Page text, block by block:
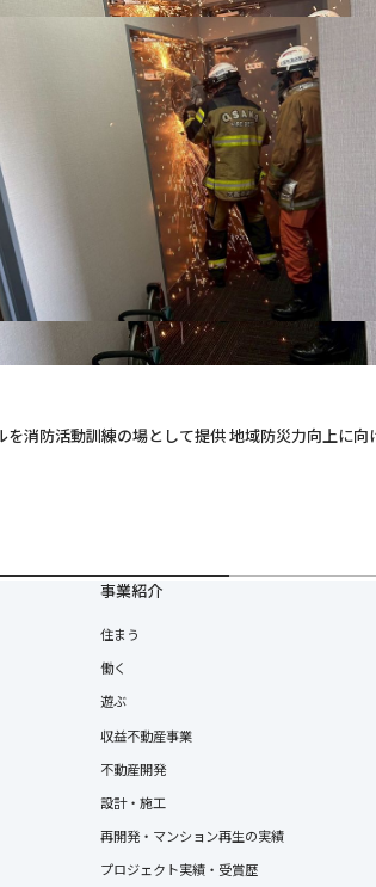
を消防活動訓練の場として提供 地域防災力向上に向
事業紹介
住まう
働く
遊ぶ
収益不動産事業
不動産開発
設計・施工
再開発・マンション再生の実績
プロジェクト実績・受賞歴